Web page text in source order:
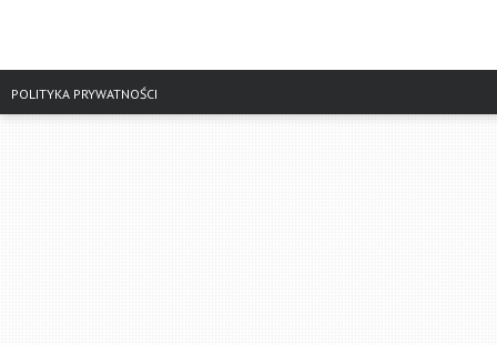
POLITYKA PRYWATNOŚCI